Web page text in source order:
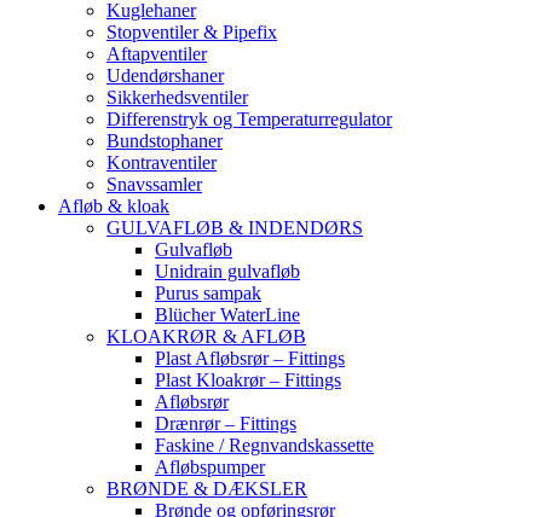
Kuglehaner
Stopventiler & Pipefix
Aftapventiler
Udendørshaner
Sikkerhedsventiler
Differenstryk og Temperaturregulator
Bundstophaner
Kontraventiler
Snavssamler
Afløb & kloak
GULVAFLØB & INDENDØRS
Gulvafløb
Unidrain gulvafløb
Purus sampak
Blücher WaterLine
KLOAKRØR & AFLØB
Plast Afløbsrør – Fittings
Plast Kloakrør – Fittings
Afløbsrør
Drænrør – Fittings
Faskine / Regnvandskassette
Afløbspumper
BRØNDE & DÆKSLER
Brønde og opføringsrør